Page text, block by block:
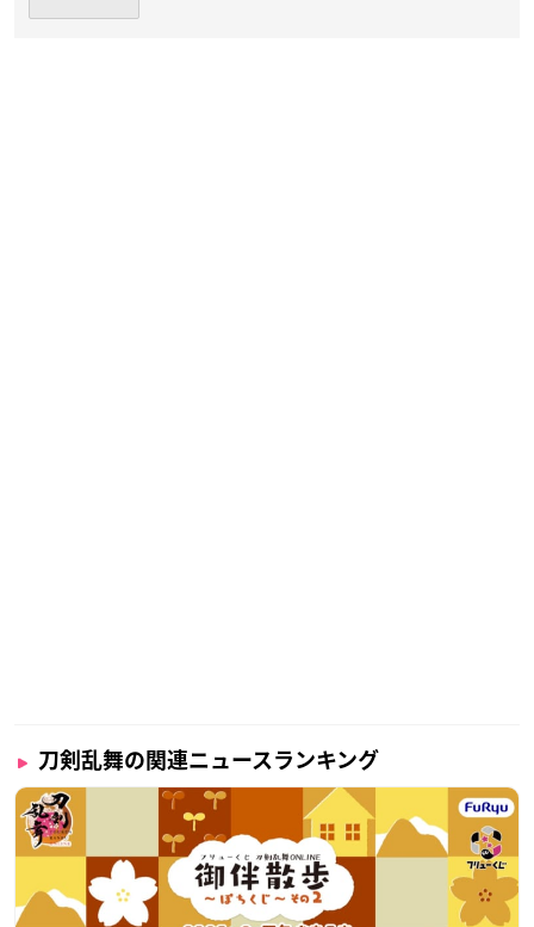
刀剣乱舞の関連ニュースランキング